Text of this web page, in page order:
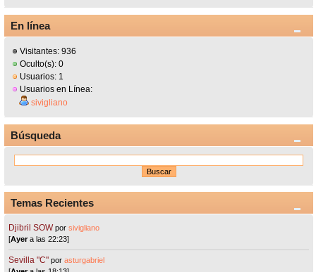
En línea
Visitantes: 936
Oculto(s): 0
Usuarios: 1
Usuarios en Línea:
sivigliano
Búsqueda
Temas Recientes
Djibril SOW porsivigliano
[Ayera las 22:23]
Sevilla "C"porasturgabriel